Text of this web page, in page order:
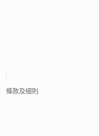
條款及細則